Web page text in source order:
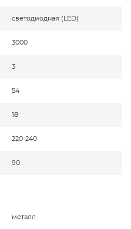
светодиодная (LED)
3000
3
54
18
220-240
90
металл